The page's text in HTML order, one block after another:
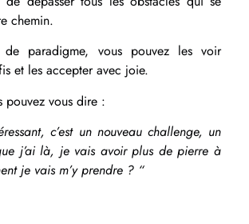
chemin.
de paradigme, vous pouvez les voir
et les accepter avec joie.
pouvez vous dire :
c’est un nouveau challenge, un
j’ai là, je vais avoir plus de pierre à
je vais m’y prendre ? “